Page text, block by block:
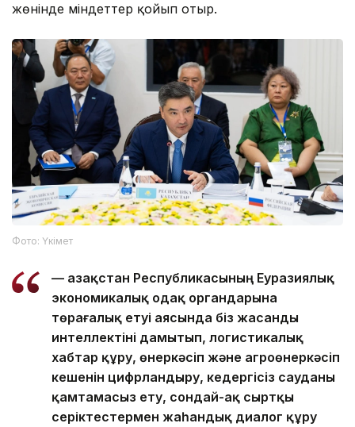
жөнінде міндеттер қойып отыр.
Фото: Үкімет
— Қазақстан Республикасының Еуразиялық
экономикалық одақ органдарына
төрағалық етуі аясында біз жасанды
интеллектіні дамытып, логистикалық
хабтар құру, өнеркәсіп және агроөнеркәсіп
кешенін цифрландыру, кедергісіз сауданы
қамтамасыз ету, сондай-ақ сыртқы
серіктестермен жаһандық диалог құру